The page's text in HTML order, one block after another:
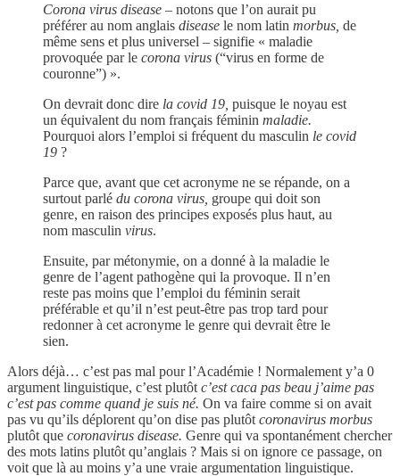
Corona virus disease – notons que l’on aurait pu
préférer au nom anglais disease le nom latin morbus, de
même sens et plus universel – signifie « maladie
provoquée par le corona virus (“virus en forme de
couronne”) ».
On devrait donc dire la covid 19, puisque le noyau est
un équivalent du nom français féminin maladie.
Pourquoi alors l’emploi si fréquent du masculin le covid
19 ?
Parce que, avant que cet acronyme ne se répande, on a
surtout parlé du corona virus, groupe qui doit son
genre, en raison des principes exposés plus haut, au
nom masculin virus.
Ensuite, par métonymie, on a donné à la maladie le
genre de l’agent pathogène qui la provoque. Il n’en
reste pas moins que l’emploi du féminin serait
préférable et qu’il n’est peut-être pas trop tard pour
redonner à cet acronyme le genre qui devrait être le
sien.
Alors déjà… c’est pas mal pour l’Académie ! Normalement y’a 0
argument linguistique, c’est plutôt c’est caca pas beau j’aime pas
c’est pas comme quand je suis né. On va faire comme si on avait
pas vu qu’ils déplorent qu’on dise pas plutôt coronavirus morbus
plutôt que coronavirus disease. Genre qui va spontanément chercher
des mots latins plutôt qu’anglais ? Mais si on ignore ce passage, on
voit que là au moins y’a une vraie argumentation linguistique.